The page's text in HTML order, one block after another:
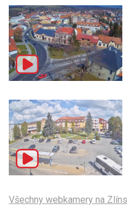
Všechny webkamery na